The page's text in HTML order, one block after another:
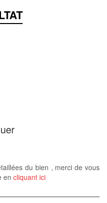
du bien , merci de vous
en cliquant ici